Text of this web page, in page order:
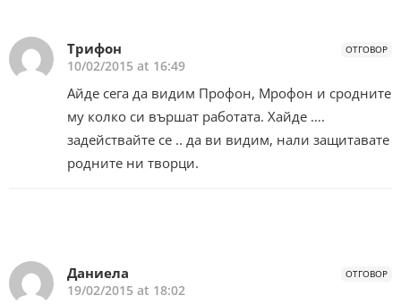
ОТГОВОР
Трифон
10/02/2015 at 16:49
Айде сега да видим Профон, Мрофон и сродните
му колко си вършат работата. Хайде ….
задействайте се .. да ви видим, нали защитавате
родните ни творци.
ОТГОВОР
Даниела
19/02/2015 at 18:02